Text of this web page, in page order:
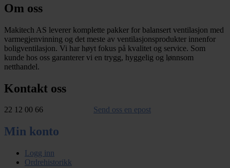
Om oss
Makitech AS leverer komplette pakker for balansert ventilasjon med
varmegjenvinning og det meste av ventilasjonsprodukter innenfor
boligventilasjon. Vi har høyt fokus på kvalitet og service. Som
kunde hos oss garanterer vi en trygg, hyggelig og lønnsom
netthandel.
Kontakt oss
22 12 00 66 Send oss en epost
Min konto
Logg inn
Ordrehistorikk